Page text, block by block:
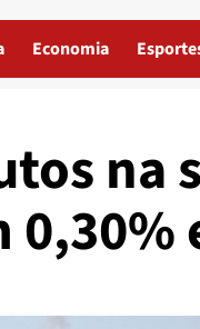
Economia
na